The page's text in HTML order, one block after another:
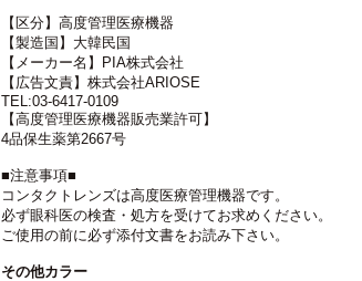
【区分】高度管理医療機器
【製造国】大韓民国
【メーカー名】PIA株式会社
【広告文責】株式会社ARIOSE
TEL:03-6417-0109
【高度管理医療機器販売業許可】
4品保生薬第2667号
■注意事項■
コンタクトレンズは高度医療管理機器です。
必ず眼科医の検査・処方を受けてお求めください。
ご使用の前に必ず添付文書をお読み下さい。
その他カラー